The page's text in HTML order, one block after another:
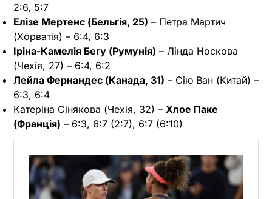
2:6, 5:7
Елізе Мертенс (Бельгія, 25) – Петра Мартич
(Хорватія) – 6:4, 6:3
Іріна-Камелія Бегу (Румунія) – Лінда Носкова
(Чехія, 27) – 6:4, 6:2
Лейла Фернандес (Канада, 31) – Сію Ван (Китай) –
6:3, 6:4
Катеріна Сінякова (Чехія, 32) – Хлое Паке
(Франція) – 6:3, 6:7 (2:7), 6:7 (6:10)